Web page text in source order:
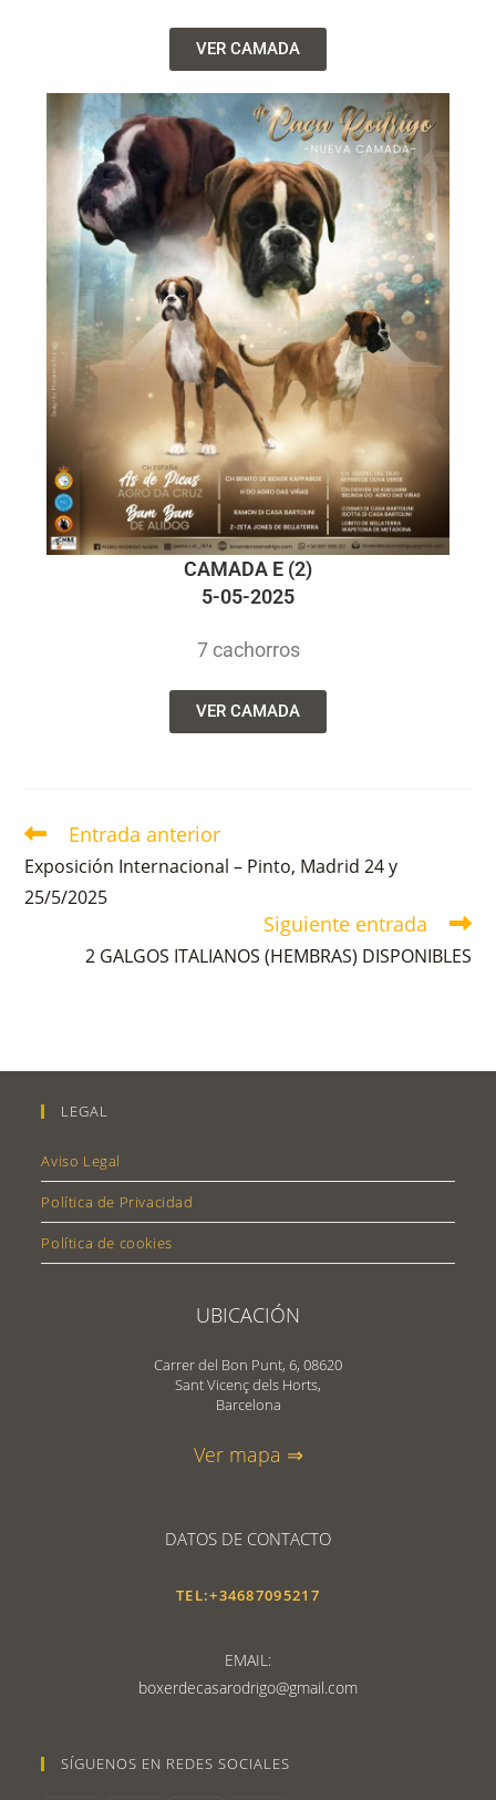
VER CAMADA
CAMADA E (2)
5-05-2025
7 cachorros
VER CAMADA
Entrada anterior
Exposición Internacional – Pinto, Madrid 24 y
25/5/2025
Siguiente entrada
2 GALGOS ITALIANOS (HEMBRAS) DISPONIBLES
LEGAL
Aviso Legal
Política de Privacidad
Política de cookies
UBICACIÓN
Carrer del Bon Punt, 6, 08620
Sant Vicenç dels Horts,
Barcelona
Ver mapa ⇒
DATOS DE CONTACTO
TEL:+34687095217
EMAIL:
boxerdecasarodrigo@gmail.com
SÍGUENOS EN REDES SOCIALES